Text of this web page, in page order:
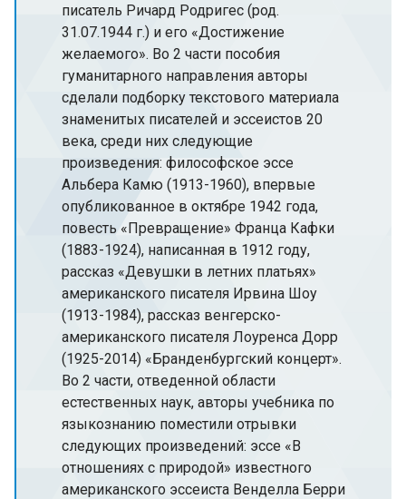
писатель Ричард Родригес (род.
31.07.1944 г.) и его «Достижение
желаемого». Во 2 части пособия
гуманитарного направления авторы
сделали подборку текстового материала
знаменитых писателей и эссеистов 20
века, среди них следующие
произведения: философское эссе
Альбера Камю (1913-1960), впервые
опубликованное в октябре 1942 года,
повесть «Превращение» Франца Кафки
(1883-1924), написанная в 1912 году,
рассказ «Девушки в летних платьях»
американского писателя Ирвина Шоу
(1913-1984), рассказ венгерско-
американского писателя Лоуренса Дорр
(1925-2014) «Бранденбургский концерт».
Во 2 части, отведенной области
естественных наук, авторы учебника по
языкознанию поместили отрывки
следующих произведений: эссе «В
отношениях с природой» известного
американского эссеиста Венделла Берри